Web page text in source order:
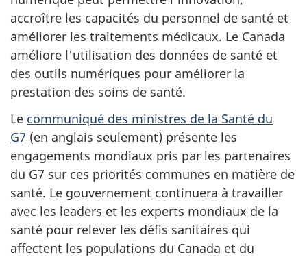
accroître les capacités du personnel de santé et
améliorer les traitements médicaux. Le Canada
améliore l'utilisation des données de santé et
des outils numériques pour améliorer la
prestation des soins de santé.
Le communiqué des ministres de la Santé du
G7 (en anglais seulement) présente les
engagements mondiaux pris par les partenaires
du G7 sur ces priorités communes en matière de
santé. Le gouvernement continuera à travailler
avec les leaders et les experts mondiaux de la
santé pour relever les défis sanitaires qui
affectent les populations du Canada et du